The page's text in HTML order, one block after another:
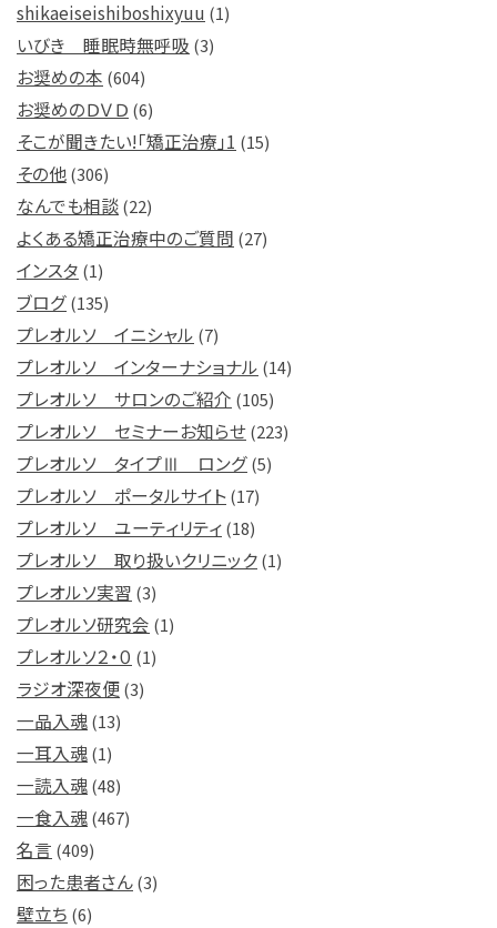
shikaeiseishiboshixyuu (1)
いびき 睡眠時無呼吸 (3)
お奨めの本 (604)
お奨めのＤＶＤ (6)
そこが聞きたい!「矯正治療」1 (15)
その他(306)
なんでも相談(22)
よくある矯正治療中のご質問 (27)
インスタ (1)
ブログ(135)
プレオルソ イニシャル (7)
プレオルソ インターナショナル (14)
プレオルソ サロンのご紹介 (105)
プレオルソ セミナーお知らせ(223)
プレオルソ タイプⅢ ロング(5)
プレオルソ ポータルサイト(17)
プレオルソ ユーティリティ(18)
プレオルソ 取り扱いクリニック(1)
プレオルソ実習 (3)
プレオルソ研究会 (1)
プレオルソ２・０ (1)
ラジオ深夜便(3)
一品入魂(13)
一耳入魂(1)
一読入魂(48)
一食入魂(467)
名言 (409)
困った患者さん(3)
壁立ち (6)